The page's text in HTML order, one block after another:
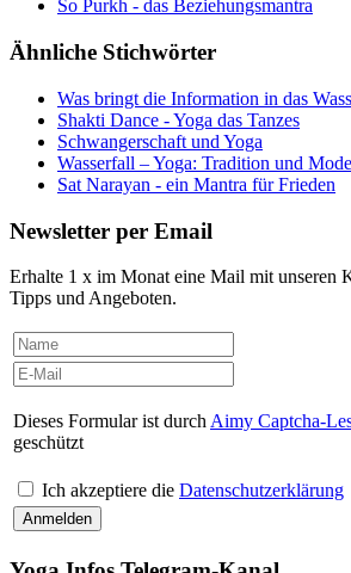
So Purkh - das Beziehungsmantra
Ähnliche Stichwörter
Was bringt die Information in das
Shakti Dance - Yoga das Tanzes
Schwangerschaft und Yoga
Wasserfall – Yoga: Tradition und
Sat Narayan - ein Mantra für Frieden
Newsletter per Email
Erhalte 1 x im Monat eine Mail mit unseren
Tipps und Angeboten.
Dieses Formular ist durch Aimy Captcha-
geschützt
Ich akzeptiere die Datenschutzerklärung